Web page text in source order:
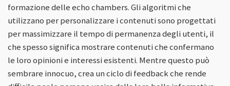
formazione delle echo chambers. Gli algoritmi che
utilizzano per personalizzare i contenuti sono progettati
per massimizzare il tempo di permanenza degli utenti, il
che spesso significa mostrare contenuti che confermano
le loro opinioni e interessi esistenti. Mentre questo può
sembrare innocuo, crea un ciclo di feedback che rende